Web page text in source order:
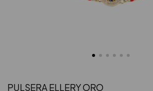
PULSERA ELLERY ORO